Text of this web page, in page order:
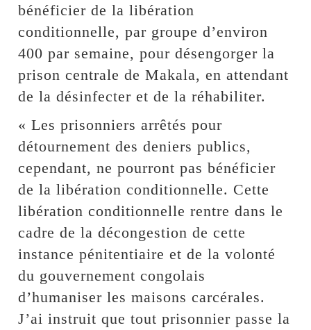
bénéficier de la libération
conditionnelle, par groupe d’environ
400 par semaine, pour désengorger la
prison centrale de Makala, en attendant
de la désinfecter et de la réhabiliter.
« Les prisonniers arrêtés pour
détournement des deniers publics,
cependant, ne pourront pas bénéficier
de la libération conditionnelle. Cette
libération conditionnelle rentre dans le
cadre de la décongestion de cette
instance pénitentiaire et de la volonté
du gouvernement congolais
d’humaniser les maisons carcérales.
J’ai instruit que tout prisonnier passe la